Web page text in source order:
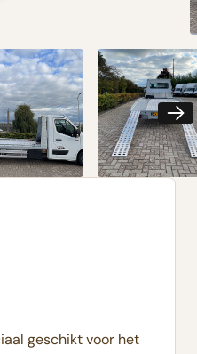
geschikt voor het